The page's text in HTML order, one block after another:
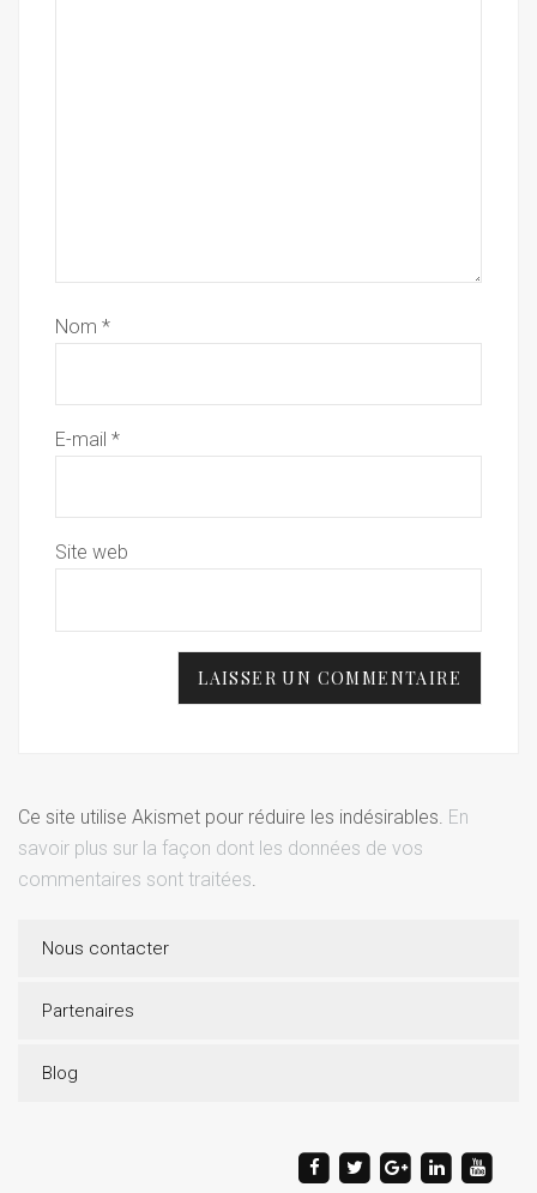
Nom *
E-mail *
Site web
Ce site utilise Akismet pour réduire les indésirables. En
savoir plus sur la façon dont les données de vos
commentaires sont traitées.
Nous contacter
Partenaires
Blog